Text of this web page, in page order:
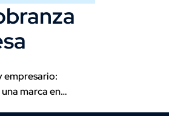
empresario:
marca en…